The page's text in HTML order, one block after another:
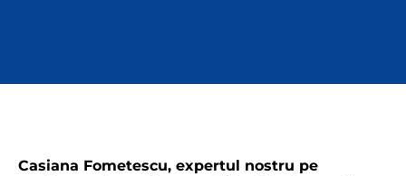
Casiana Fometescu, expertul nostru pe